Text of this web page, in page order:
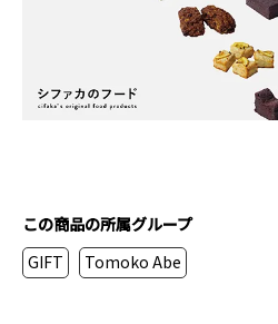
この商品の所属グループ
GIFT
Tomoko Abe